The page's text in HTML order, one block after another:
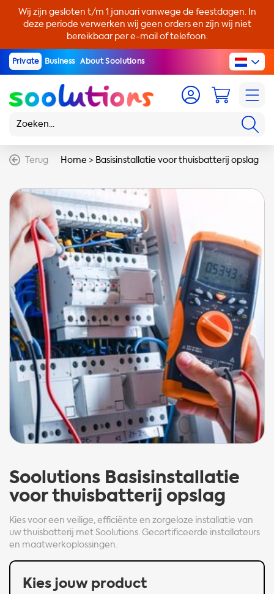
Wij zijn gesloten t/m 1 januari vanwege de feestdagen. In
deze periode verwerken wij geen orders en zijn wij niet
bereikbaar per e-mail of telefoon.
Private Business About Soolutions
Terug Home > Basisinstallatie voor thuisbatterij opslag
Soolutions Basisinstallatie
voor thuisbatterij opslag
Kies voor een veilige, efficiënte en zorgeloze installatie van
uw thuisbatterij met Soolutions. Gecertificeerde installateurs
en maatwerkoplossingen.
Kies jouw product